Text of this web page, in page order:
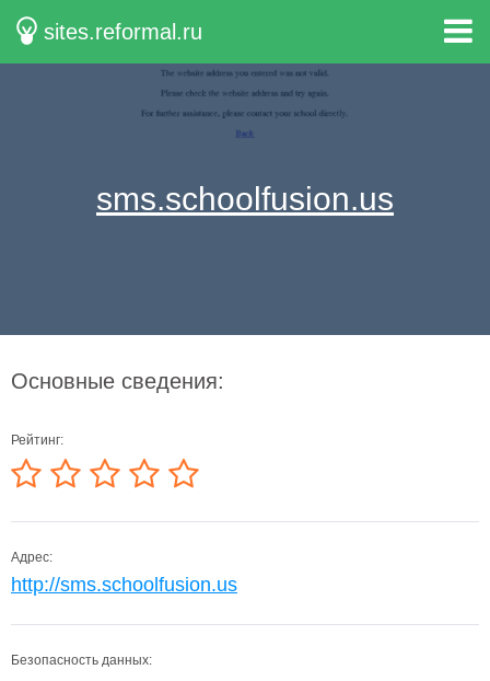
sites.reformal.ru
sms.schoolfusion.us
Основные сведения:
Рейтинг:
Адрес:
http://sms.schoolfusion.us
Безопасность данных: